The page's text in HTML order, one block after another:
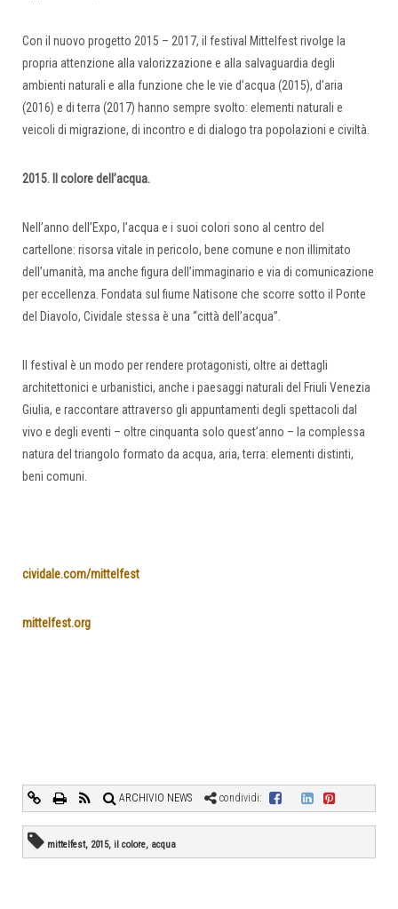
Con il nuovo progetto 2015 – 2017, il festival Mittelfest rivolge la
propria attenzione alla valorizzazione e alla salvaguardia degli
ambienti naturali e alla funzione che le vie d’acqua (2015), d’aria
(2016) e di terra (2017) hanno sempre svolto: elementi naturali e
veicoli di migrazione, di incontro e di dialogo tra popolazioni e civiltà.
2015. Il colore dell’acqua.
Nell’anno dell’Expo, l’acqua e i suoi colori sono al centro del
cartellone: risorsa vitale in pericolo, bene comune e non illimitato
dell’umanità, ma anche figura dell’immaginario e via di comunicazione
per eccellenza. Fondata sul fiume Natisone che scorre sotto il Ponte
del Diavolo, Cividale stessa è una “città dell’acqua”.
Il festival è un modo per rendere protagonisti, oltre ai dettagli
architettonici e urbanistici, anche i paesaggi naturali del Friuli Venezia
Giulia, e raccontare attraverso gli appuntamenti degli spettacoli dal
vivo e degli eventi – oltre cinquanta solo quest’anno – la complessa
natura del triangolo formato da acqua, aria, terra: elementi distinti,
beni comuni.
cividale.com/mittelfest
mittelfest.org
ARCHIVIO NEWS condividi:
mittelfest, 2015, il colore, acqua